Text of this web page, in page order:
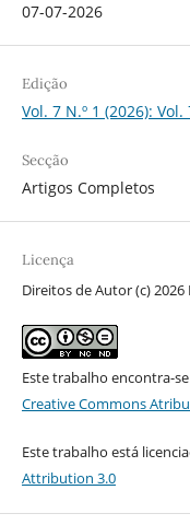
07-07-2026
Edição
Vol. 7 N.º 1 (2026): Vol.
Secção
Artigos Completos
Licença
Direitos de Autor (c)
Este trabalho encontra-
Creative Commons
Este trabalho está
Attribution 3.0